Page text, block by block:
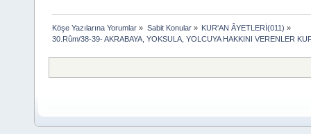
Köşe Yazılarına Yorumlar » Sabit Konular» KUR'AN ÂYETLERİ(011) »
30.Rûm/38-39- AKRABAYA, YOKSULA, YOLCUYA HAKKINI VERENLER